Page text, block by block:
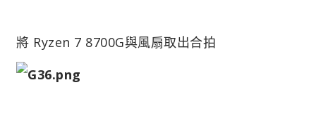
將 Ryzen 7 8700G與風扇取出合拍